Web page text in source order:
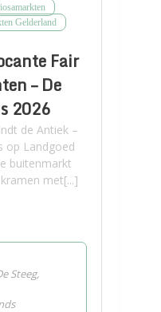
Gelderland
Fair
– De
2026
de Antiek –
op Landgoed
buitenmarkt
met[...]
Steeg,